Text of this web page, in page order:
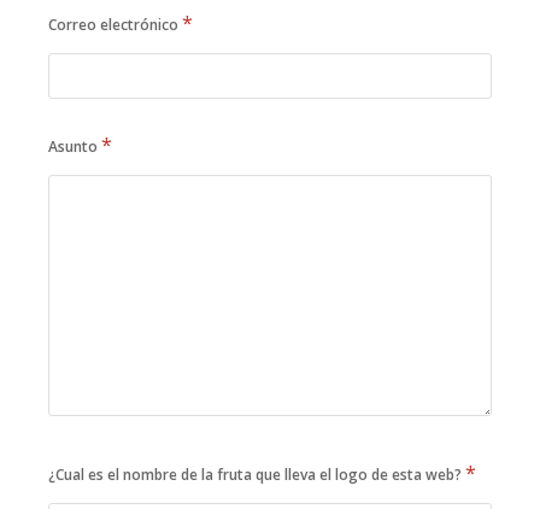
Correo electrónico *
Asunto *
¿Cual es el nombre de la fruta que lleva el logo de esta web? *